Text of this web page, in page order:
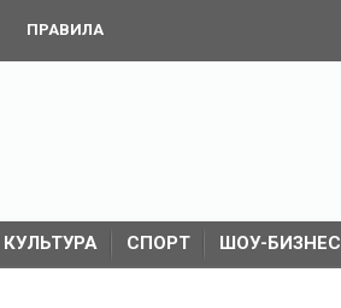
ПРАВИЛА
КУЛЬТУРА СПОРТ ШОУ-БИЗНЕС